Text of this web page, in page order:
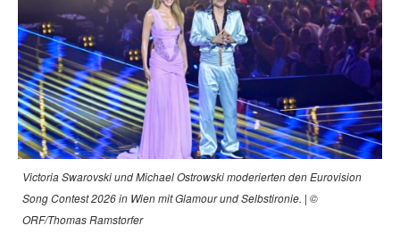
Victoria Swarovski und Michael Ostrowski moderierten den Eurovision
Song Contest 2026 in Wien mit Glamour und Selbstironie. | ©
ORF/Thomas Ramstorfer